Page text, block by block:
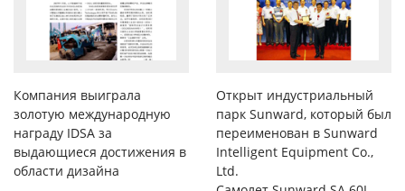
Компания выиграла
золотую международную
награду IDSA за
выдающиеся достижения в
области дизайна
Открыт индустриальный
парк Sunward, который был
переименован в Sunward
Intelligent Equipment Co.,
Ltd.